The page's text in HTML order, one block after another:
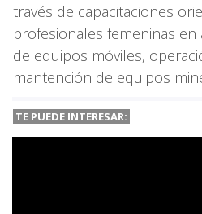
través de capacitaciones
profesionales femeninas
de equipos móviles,
mantención de equipos
TE PUEDE INTERESAR: